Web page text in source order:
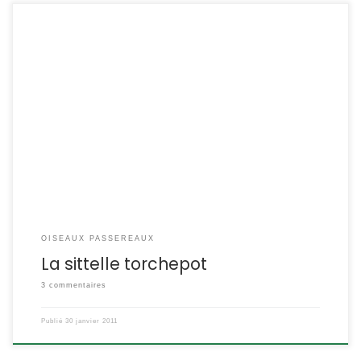
OISEAUX PASSEREAUX
La sittelle torchepot
3 commentaires
Publié 30 janvier 2011